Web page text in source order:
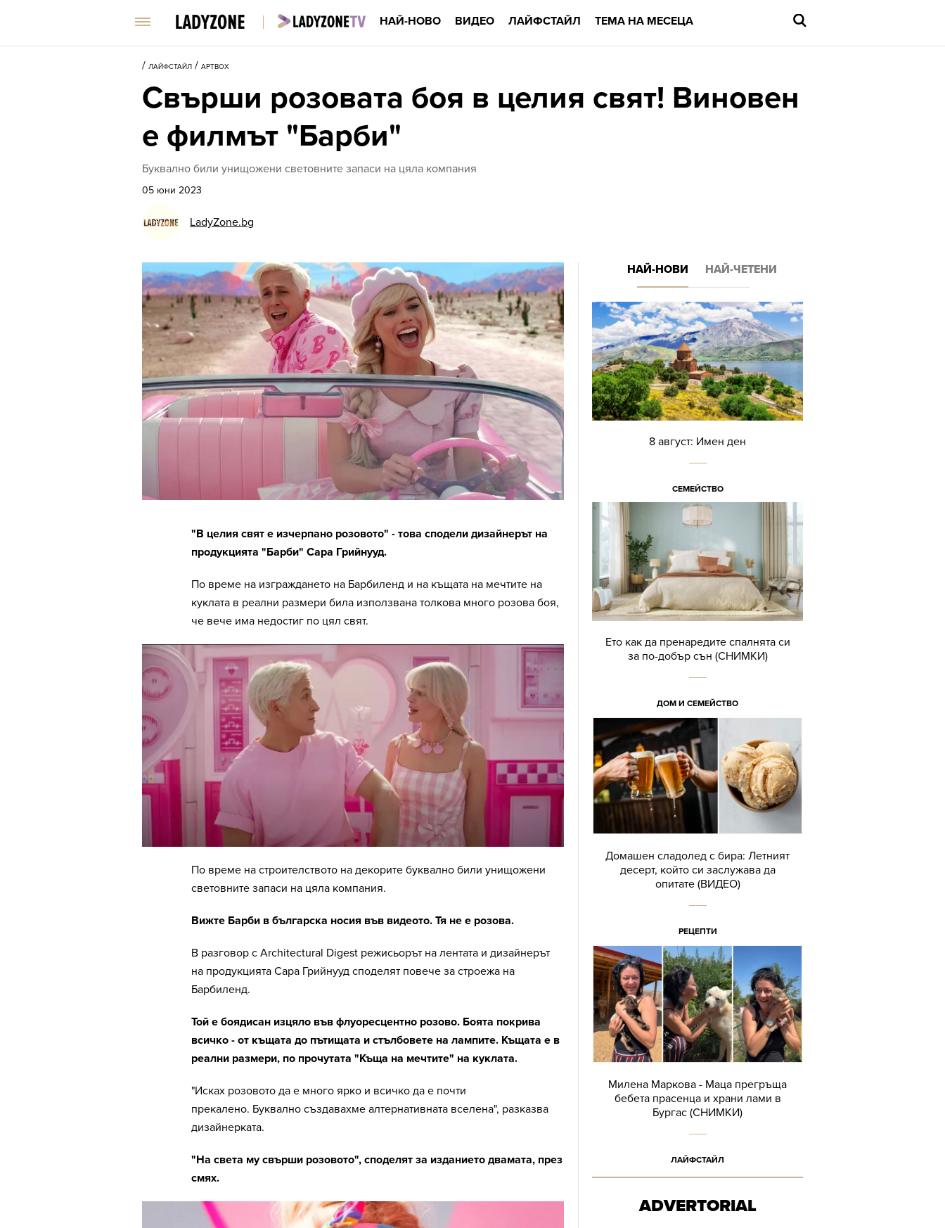
НАЙ-НОВО ВИДЕО ЛАЙФСТАЙЛ ТЕМА НА МЕСЕЦА
/ ЛАЙФСТАЙЛ / АРТBOX
Свърши розовата боя в целия свят! Виновен
е филмът "Барби"
Буквално били унищожени световните запаси на цяла компания
05 юни 2023
LadyZone.bg
"В целия свят е изчерпано розовото" - това сподели дизайнерът на
продукцията "Барби" Сара Грийнууд.
По време на изграждането на Барбиленд и на къщата на мечтите на
куклата в реални размери била използвана толкова много розова боя,
че вече има недостиг по цял свят.
По време на строителството на декорите буквално били унищожени
световните запаси на цяла компания.
Вижте Барби в българска носия във видеото. Тя не е розова.
В разговор с Architectural Digest режисьорът на лентата и дизайнерът
на продукцията Сара Грийнууд споделят повече за строежа на
Барбиленд.
Той е боядисан изцяло във флуоресцентно розово. Боята покрива
всичко - от къщата до пътищата и стълбовете на лампите. Къщата е в
реални размери, по прочутата "Къща на мечтите" на куклата.
"Исках розовото да е много ярко и всичко да е почти
прекалено. Буквално създавахме алтернативната вселена", разказва
дизайнерката.
"На света му свърши розовото", споделят за изданието двамата, през
смях.
НАЙ-НОВИ НАЙ-ЧЕТЕНИ
8 август: Имен ден
СЕМЕЙСТВО
Ето как да пренаредите спалнята си
за по-добър сън (СНИМКИ)
ДОМ И СЕМЕЙСТВО
Домашен сладолед с бира: Летният
десерт, който си заслужава да
опитате (ВИДЕО)
РЕЦЕПТИ
Милена Маркова - Маца прегръща
бебета прасенца и храни лами в
Бургас (СНИМКИ)
ЛАЙФСТАЙЛ
ADVERTORIAL